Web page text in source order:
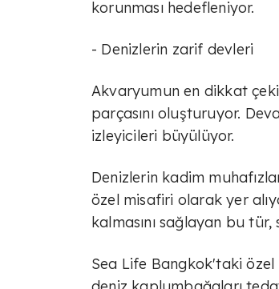
korunması hedefleniyor.
- Denizlerin zarif devleri
Akvaryumun en dikkat
parçasını oluşturuyor.
izleyicileri büyülüyor.
Denizlerin kadim
özel misafiri olarak yer
kalmasını sağlayan bu
Sea Life Bangkok'taki